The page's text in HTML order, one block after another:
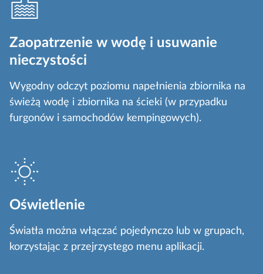
Zaopatrzenie w wodę i usuwanie
nieczystości
Wygodny odczyt poziomu napełnienia zbiornika na
świeżą wodę i zbiornika na ścieki (w przypadku
furgonów i samochodów kempingowych).
Oświetlenie
Światła można włączać pojedynczo lub w grupach,
korzystając z przejrzystego menu aplikacji.